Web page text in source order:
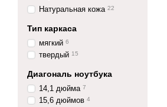
Натуральная кожа 22
Тип каркаса
мягкий 6
твердый 15
Диагональ ноутбука
14,1 дюйма 7
15,6 дюймов 4